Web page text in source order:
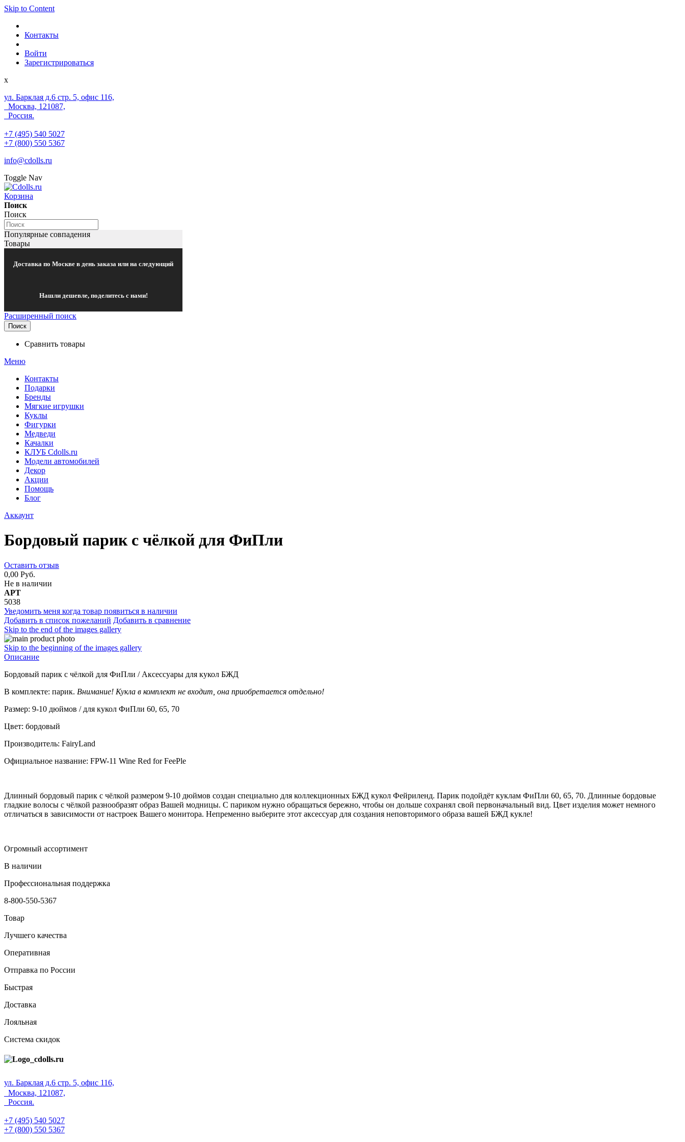
Skip to Content
Контакты
Войти
Зарегистрироваться
x
ул. Барклая д.6 стр. 5, офис 116,
Москва, 121087,
Россия.
+7 (495) 540 5027
+7 (800) 550 5367
info@cdolls.ru
Toggle Nav
Корзина
Поиск
Поиск
Популярные совпадения
Товары
Доставка по Москве в день заказа или на следующий
Нашли дешевле, поделитесь с нами!
Расширенный поиск
Поиск
Сравнить товары
Меню
Контакты
Подарки
Бренды
Мягкие игрушки
Куклы
Фигурки
Медведи
Качалки
КЛУБ Cdolls.ru
Модели автомобилей
Декор
Акции
Помощь
Блог
Аккаунт
Бордовый парик с чёлкой для ФиПли
Оставить отзыв
0,00 Руб.
Не в наличии
АРТ
5038
Уведомить меня когда товар появиться в наличии
Добавить в список пожеланий Добавить в сравнение
Skip to the end of the images gallery
Skip to the beginning of the images gallery
Описание
Бордовый парик с чёлкой для ФиПли / Аксессуары для кукол БЖД
В комплекте: парик. Внимание! Кукла в комплект не входит, она приобретается отдельно!
Размер: 9-10 дюймов / для кукол ФиПли 60, 65, 70
Цвет: бордовый
Производитель: FairyLand
Официальное название: FPW-11 Wine Red for FeePle
Длинный бордовый парик с чёлкой размером 9-10 дюймов создан специально для коллекционных БЖД кукол Фейриленд. Парик подойдёт куклам ФиПли 60, 65, 70. Длинные бордовые
гладкие волосы с чёлкой разнообразят образ Вашей модницы. С париком нужно обращаться бережно, чтобы он дольше сохранял свой первоначальный вид. Цвет изделия может немного
отличаться в зависимости от настроек Вашего монитора. Непременно выберите этот аксессуар для создания неповторимого образа вашей БЖД кукле!
Огромный ассортимент
В наличии
Профессиональная поддержка
8-800-550-5367
Товар
Лучшего качества
Оперативная
Отправка по России
Быстрая
Доставка
Лояльная
Система скидок
ул. Барклая д.6 стр. 5, офис 116,
Москва, 121087,
Россия.
+7 (495) 540 5027
+7 (800) 550 5367